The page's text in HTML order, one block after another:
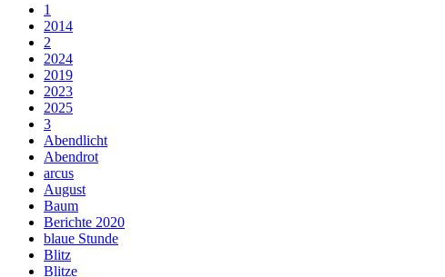
1
2014
2
2024
2019
2023
2025
3
Abendlicht
Abendrot
arcus
August
Baum
Berichte 2020
blaue Stunde
Blitz
Blitze